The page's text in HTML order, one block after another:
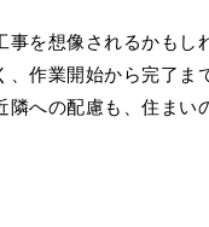
を想像されるかもし
作業開始から完了ま
への配慮も、住ま